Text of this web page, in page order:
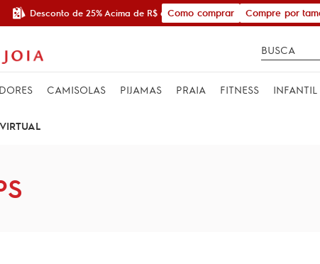
Desconto de 25% Acima de R$ 600,00Como comprar Compre por
CAMISOLAS PIJAMAS PRAIA FITNESS INFANTIL